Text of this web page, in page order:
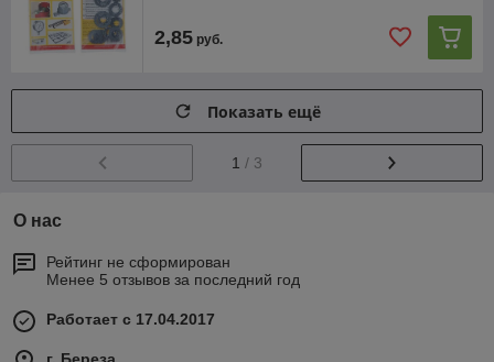
2,85 руб.
Показать ещё
1 / 3
О нас
Рейтинг не сформирован
Менее 5 отзывов за последний год
Работает с 17.04.2017